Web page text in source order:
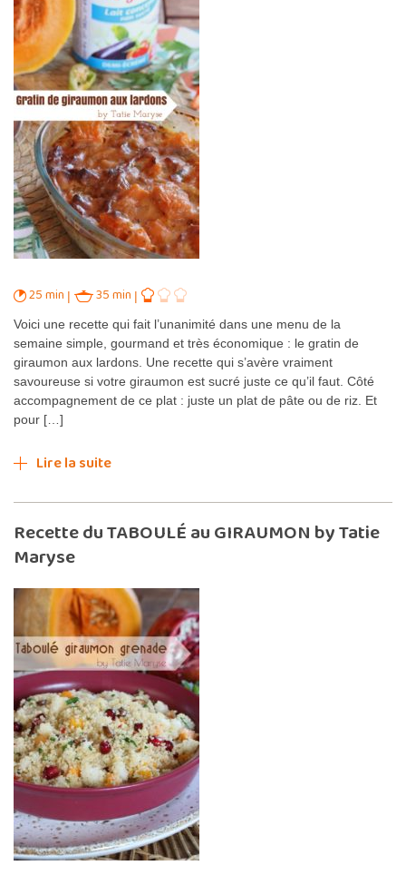
25 min 35 min
Voici une recette qui fait l’unanimité dans une menu de la
semaine simple, gourmand et très économique : le gratin de
giraumon aux lardons. Une recette qui s’avère vraiment
savoureuse si votre giraumon est sucré juste ce qu’il faut. Côté
accompagnement de ce plat : juste un plat de pâte ou de riz. Et
pour […]
Lire la suite
Recette du TABOULÉ au GIRAUMON by Tatie
Maryse